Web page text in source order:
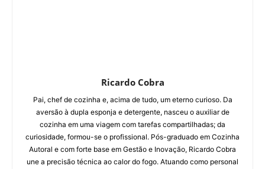
Ricardo Cobra
Pai, chef de cozinha e, acima de tudo, um eterno curioso. Da
aversão à dupla esponja e detergente, nasceu o auxiliar de
cozinha em uma viagem com tarefas compartilhadas; da
curiosidade, formou-se o profissional. Pós-graduado em Cozinha
Autoral e com forte base em Gestão e Inovação, Ricardo Cobra
une a precisão técnica ao calor do fogo. Atuando como personal